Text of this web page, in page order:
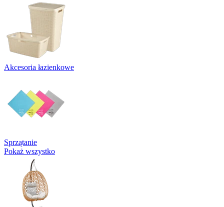
Akcesoria łazienkowe
Sprzątanie
Pokaż wszystko